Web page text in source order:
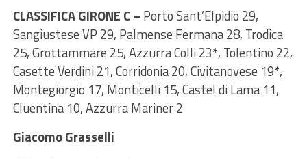
CLASSIFICA GIRONE C – Porto Sant’Elpidio 29,
Sangiustese VP 29, Palmense Fermana 28, Trodica
25, Grottammare 25, Azzurra Colli 23*, Tolentino 22,
Casette Verdini 21, Corridonia 20, Civitanovese 19*,
Montegiorgio 17, Monticelli 15, Castel di Lama 11,
Cluentina 10, Azzurra Mariner 2
Giacomo Grasselli